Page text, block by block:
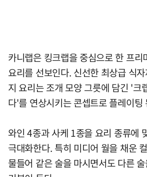
카니랩은 킹크랩을 중심으로 한 프리
요리를 선보인다. 신선한 최상급 식
지 요리는 조개 모양 그릇에 담긴 '크
다'를 연상시키는 콘셉트로 플레이팅
와인 4종과 사케 1종을 요리 종류에
극대화한다. 특히 미디어 월을 채운
물들어 같은 술을 마시면서도 다른